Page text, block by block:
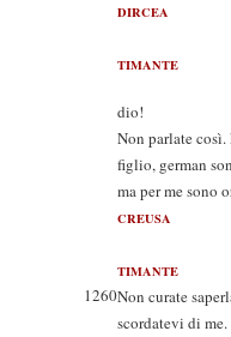
DIRCEA
E la
TIMANTE
dio!
Non parlate così.
figlio, german
ma per me sono
CREUSA
E la
TIMANTE
1260Non curate
scordatevi di me.